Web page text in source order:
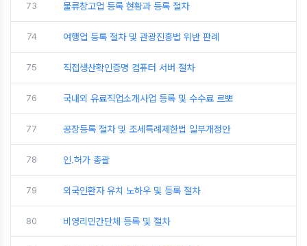
73 물류창고업 등록 현황과 등록 절차
74 여행업 등록 절차 및 관광진흥법 위반 판례
75 직접생산확인증명 컴퓨터 서버 절차
76 국내외 유료직업소개사업 등록 및 수수료 르뽀
77 공장등록 절차 및 조세특례제한법 일부개정안
78 인.허가 총괄
79 외국인환자 유치 노하우 및 등록 절차
80 비영리민간단체 등록 및 절차